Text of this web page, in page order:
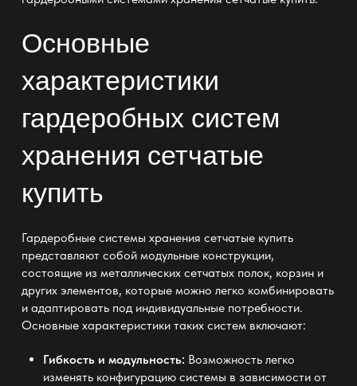
Основные
характеристики
гардеробных систем
хранения сетчатые
купить
Гардеробные системы хранения сетчатые купить
представляют собой модульные конструкции,
состоящие из металлических сетчатых полок, корзин и
других элементов, которые можно легко комбинировать
и адаптировать под индивидуальные потребности.
Основные характеристики таких систем включают:
Гибкость и модульность: Возможность легко
изменять конфигурацию системы в зависимости от